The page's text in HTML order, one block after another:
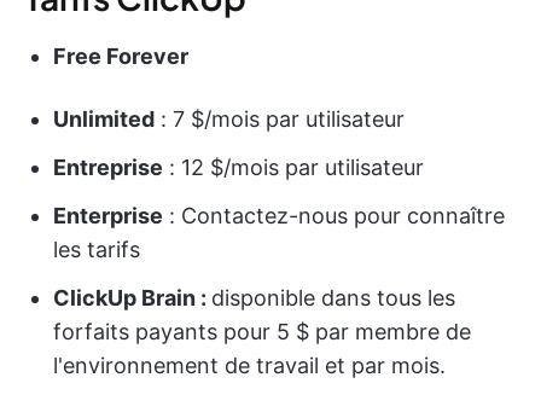
Free Forever
Unlimited : 7 $/mois par utilisateur
Entreprise : 12 $/mois par utilisateur
Enterprise : Contactez-nous pour connaître
les tarifs
ClickUp Brain : disponible dans tous les
forfaits payants pour 5 $ par membre de
l'environnement de travail et par mois.